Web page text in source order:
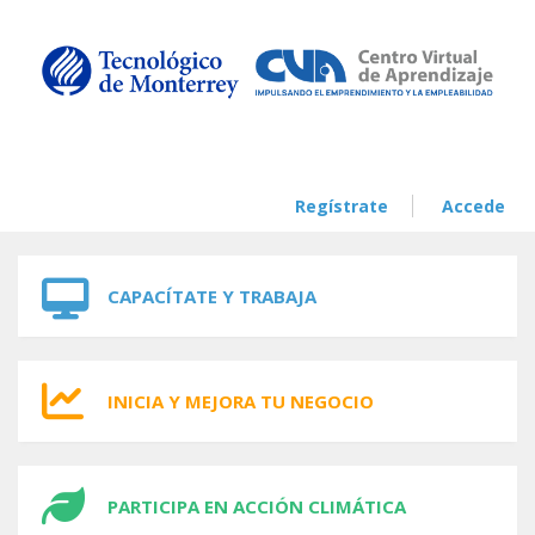
Regístrate Accede
CAPACÍTATE Y TRABAJA
INICIA Y MEJORA TU NEGOCIO
PARTICIPA EN ACCIÓN CLIMÁTICA